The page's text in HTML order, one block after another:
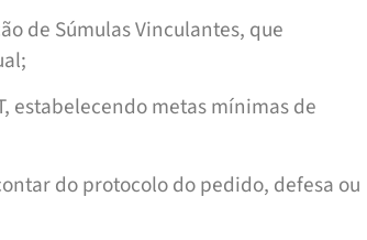
de Súmulas Vinculantes, que
estabelecendo metas mínimas de
do protocolo do pedido, defesa ou